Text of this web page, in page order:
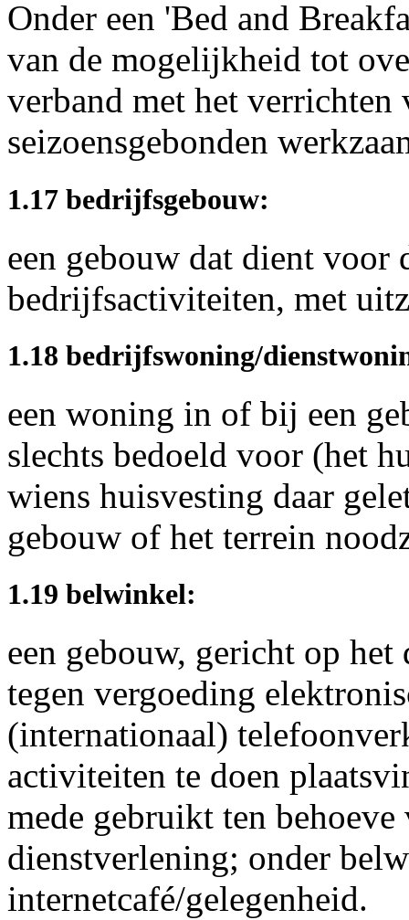
Onder een 'Bed and
van de mogelijkheid tot
verband met het
seizoensgebonden
1.17 bedrijfsgebouw:
een gebouw dat dient voor
bedrijfsactiviteiten, met
1.18 bedrijfswoning/
een woning in of bij een
slechts bedoeld voor (het
wiens huisvesting daar
gebouw of het terrein
1.19 belwinkel:
een gebouw, gericht op
tegen vergoeding
(internationaal)
activiteiten te doen
mede gebruikt ten
dienstverlening; onder
internetcafé/gelegenheid.